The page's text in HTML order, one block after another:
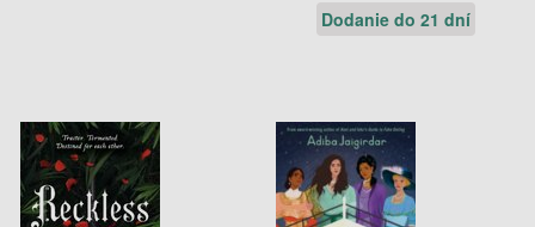
Dodanie do 21 dní